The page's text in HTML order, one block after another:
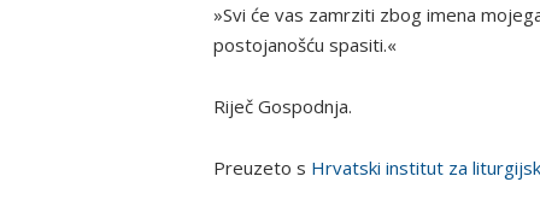
»Svi će vas zamrziti zbog imena
postojanošću spasiti.«
Riječ Gospodnja.
Preuzeto s Hrvatski institut za